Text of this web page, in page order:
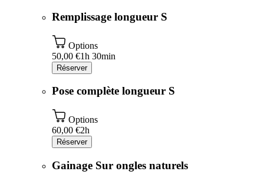
Remplissage longueur S
Options
50,00 €1h 30min
Réserver
Pose complète longueur S
Options
60,00 €2h
Réserver
Gainage Sur ongles naturels